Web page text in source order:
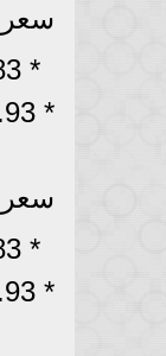
سعر
* 51.83 جنيه للشراء.
* 51.93 جنيه للبيع.
سعر
* 51.83 جنيه للشراء.
* 51.93 جنيه للبيع.